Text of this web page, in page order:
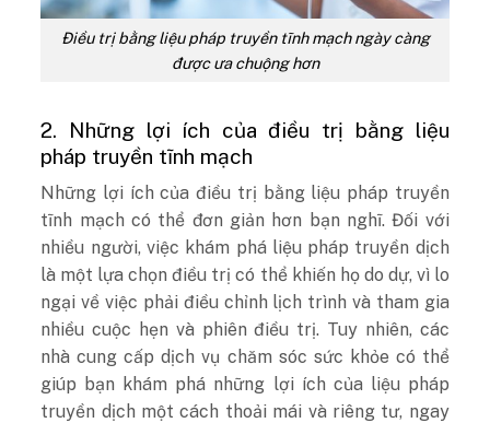
Điều trị bằng liệu pháp truyền tĩnh mạch ngày càng
được ưa chuộng hơn
2. Những lợi ích của điều trị bằng liệu
pháp truyền tĩnh mạch
Những lợi ích của điều trị bằng liệu pháp truyền
tĩnh mạch có thể đơn giản hơn bạn nghĩ. Đối với
nhiều người, việc khám phá liệu pháp truyền dịch
là một lựa chọn điều trị có thể khiến họ do dự, vì lo
ngại về việc phải điều chỉnh lịch trình và tham gia
nhiều cuộc hẹn và phiên điều trị. Tuy nhiên, các
nhà cung cấp dịch vụ chăm sóc sức khỏe có thể
giúp bạn khám phá những lợi ích của liệu pháp
truyền dịch một cách thoải mái và riêng tư, ngay